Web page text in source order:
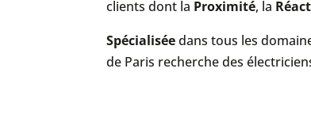
clients dont la Proximité, la
Spécialiséedans tous les
de Paris recherche des